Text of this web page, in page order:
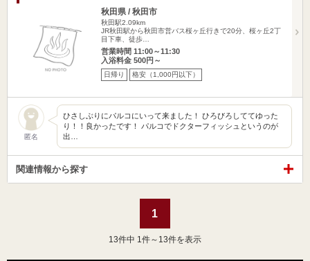
秋田県 / 秋田市
秋田駅2.09km
JR秋田駅から秋田市営バス桜ヶ丘行きで20分、桜ヶ丘2丁
目下車、徒歩…
営業時間 11:00～11:30
入浴料金 500円～
日帰り 格安（1,000円以下）
匿名
ひさしぶりにパルコにいって来ました！ ひろびろしててゆった
り！！良かったです！ パルコでドクターフィッシュというのが
出…
関連情報から探す
1
13件中 1件～13件を表示